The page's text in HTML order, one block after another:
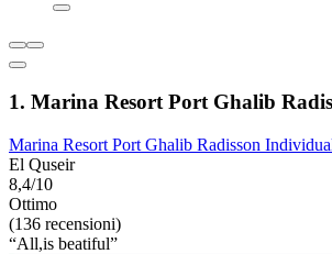
1. Marina Resort Port Ghalib
Marina Resort Port Ghalib Radisson
El Quseir
8,4/10
Ottimo
(136 recensioni)
“All,is beatiful”